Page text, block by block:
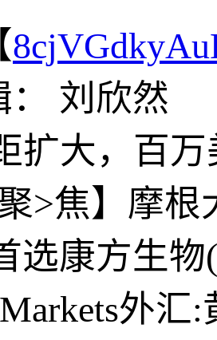
： 刘欣然
扩大，百
聚>焦】摩
选康方生物
外